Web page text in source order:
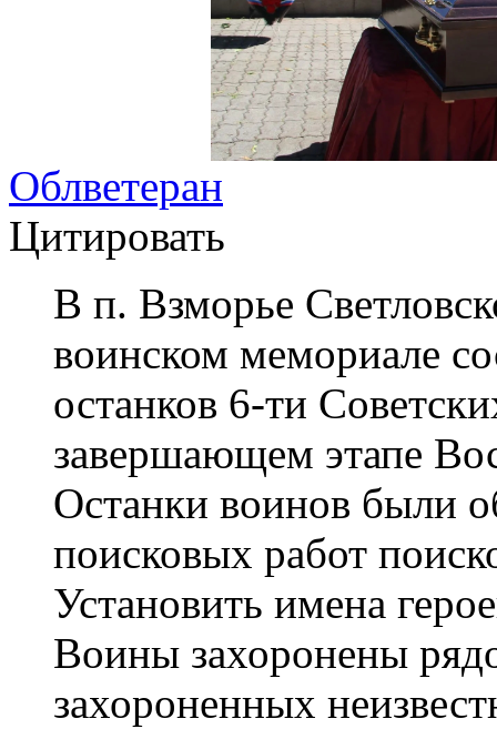
Облветеран
Цитировать
В п. Взморье
воинском мемориале
останков 6-ти
завершающем этапе
Останки воинов были
поисковых работ
Установить имена
Воины захоронены
захороненных